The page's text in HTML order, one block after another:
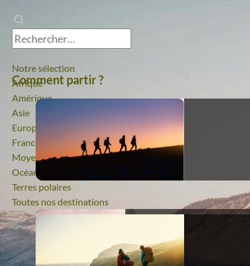
Notre sélection
Afrique
Amérique
Asie
Europe
France
Moyen-Orient
Océanie
Terres polaires
Toutes nos destinations
Comment partir ?